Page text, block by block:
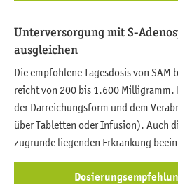
Unterversorgung mit S-
ausgleichen
Die empfohlene Tagesdosis von SAM
reicht von 200 bis 1.600 Milligramm.
der Darreichungsform und dem
über Tabletten oder Infusion). Auch
zugrunde liegenden Erkrankung